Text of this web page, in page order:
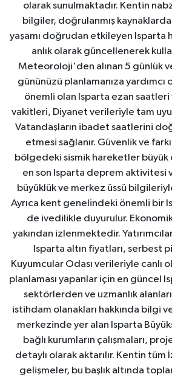
olarak sunulmaktadır. Kentin
bilgiler, doğrulanmış
yaşamı doğrudan etkileyen Isparta
anlık olarak güncellenerek
Meteoroloji'den alınan 5 günlük
gününüzü planlamanıza yardımcı
önemli olan Isparta ezan saatleri
vakitleri, Diyanet verileriyle tam
Vatandaşların ibadet saatlerini
etmesi sağlanır. Güvenlik ve
bölgedeki sismik hareketler büyük
en son Isparta deprem aktivitesi
büyüklük ve merkez üssü bilgileriyle
Ayrıca kent genelindeki önemli bir
de ivedilikle duyurulur.
yakından izlenmektedir.
Isparta altın fiyatları, serbest
Kuyumcular Odası verileriyle canlı
planlaması yapanlar için en güncel
sektörlerden ve uzmanlık
istihdam olanakları hakkında bilgi
merkezinde yer alan Isparta
bağlı kurumların çalışmaları,
detaylı olarak aktarılır. Kentin
gelişmeler, bu başlık altında